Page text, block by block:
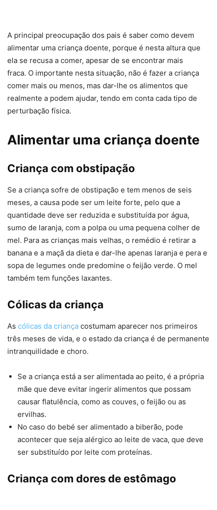
A principal preocupação dos pais é saber como devem
alimentar uma criança doente, porque é nesta altura que
ela se recusa a comer, apesar de se encontrar mais
fraca. O importante nesta situação, não é fazer a criança
comer mais ou menos, mas dar-lhe os alimentos que
realmente a podem ajudar, tendo em conta cada tipo de
perturbação física.
Alimentar uma criança doente
Criança com obstipação
Se a criança sofre de obstipação e tem menos de seis
meses, a causa pode ser um leite forte, pelo que a
quantidade deve ser reduzida e substituída por água,
sumo de laranja, com a polpa ou uma pequena colher de
mel. Para as crianças mais velhas, o remédio é retirar a
banana e a maçã da dieta e dar-lhe apenas laranja e pera e
sopa de legumes onde predomine o feijão verde. O mel
também tem funções laxantes.
Cólicas da criança
As cólicas da criança costumam aparecer nos primeiros
três meses de vida, e o estado da criança é de permanente
intranquilidade e choro.
Se a criança está a ser alimentada ao peito, é a própria
mãe que deve evitar ingerir alimentos que possam
causar flatulência, como as couves, o feijão ou as
ervilhas.
No caso do bebé ser alimentado a biberão, pode
acontecer que seja alérgico ao leite de vaca, que deve
ser substituído por leite com proteínas.
Criança com dores de estômago